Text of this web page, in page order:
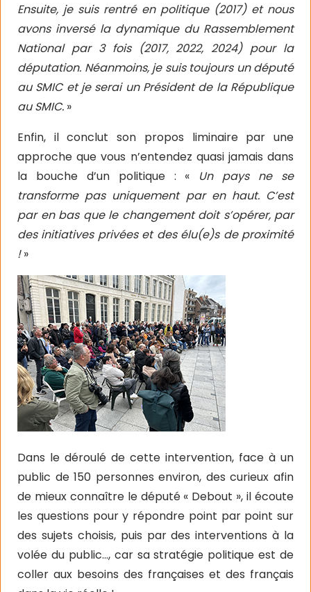
Ensuite, je suis rentré en politique (2017) et nous
avons inversé la dynamique du Rassemblement
National par 3 fois (2017, 2022, 2024) pour la
députation. Néanmoins, je suis toujours un député
au SMIC et je serai un Président de la République
au SMIC. »
Enfin, il conclut son propos liminaire par une
approche que vous n’entendez quasi jamais dans
la bouche d’un politique : « Un pays ne se
transforme pas uniquement par en haut. C’est
par en bas que le changement doit s’opérer, par
des initiatives privées et des élu(e)s de proximité
!»
Dans le déroulé de cette intervention, face à un
public de 150 personnes environ, des curieux afin
de mieux connaître le député « Debout », il écoute
les questions pour y répondre point par point sur
des sujets choisis, puis par des interventions à la
volée du public…, car sa stratégie politique est de
coller aux besoins des françaises et des français